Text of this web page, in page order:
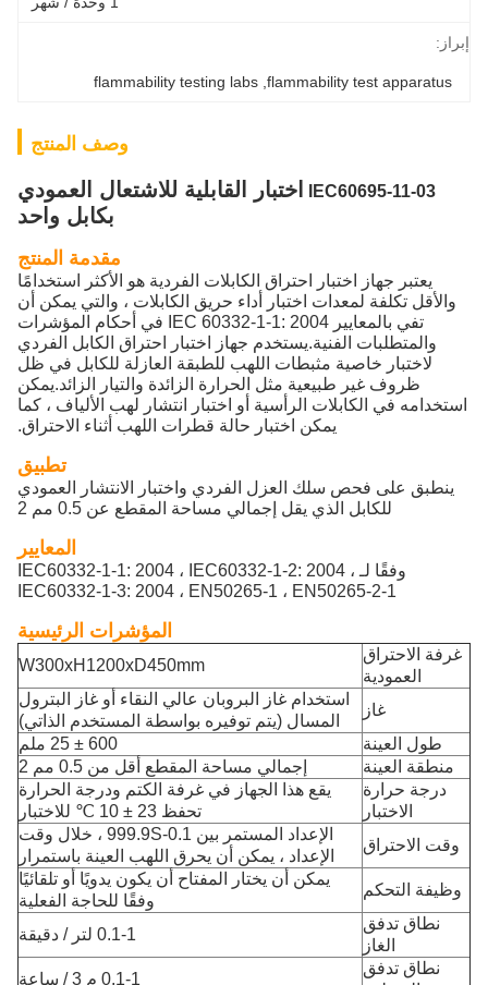
إبراز:
flammability test apparatus
,
flammability testing labs
وصف المنتج
IEC60695-11-03 اختبار القابلية للاشتعال العمودي
بكابل واحد
مقدمة المنتج
يعتبر جهاز اختبار احتراق الكابلات الفردية هو الأكثر استخدامًا
والأقل تكلفة لمعدات اختبار أداء حريق الكابلات ، والتي يمكن أن
تفي بالمعايير IEC 60332-1-1: 2004 في أحكام المؤشرات
والمتطلبات الفنية.يستخدم جهاز اختبار احتراق الكابل الفردي
لاختبار خاصية مثبطات اللهب للطبقة العازلة للكابل في ظل
ظروف غير طبيعية مثل الحرارة الزائدة والتيار الزائد.يمكن
استخدامه في الكابلات الرأسية أو اختبار انتشار لهب الألياف ، كما
يمكن اختبار حالة قطرات اللهب أثناء الاحتراق.
تطبيق
ينطبق على فحص سلك العزل الفردي واختبار الانتشار العمودي
للكابل الذي يقل إجمالي مساحة المقطع عن 0.5 مم 2
المعايير
وفقًا لـ IEC60332-1-1: 2004 ، IEC60332-1-2: 2004 ،
IEC60332-1-3: 2004 ، EN50265-1 ، EN50265-2-1
المؤشرات الرئيسية
غرفة الاحتراق
العمودية
W300xH1200xD450mm
غاز
استخدام غاز البروبان عالي النقاء أو غاز البترول
المسال (يتم توفيره بواسطة المستخدم الذاتي)
طول العينة
600 ± 25 ملم
منطقة العينة
إجمالي مساحة المقطع أقل من 0.5 مم 2
درجة حرارة
الاختبار
يقع هذا الجهاز في غرفة الكتم ودرجة الحرارة
تحفظ 23 ± 10 ℃ للاختبار
وقت الاحتراق
الإعداد المستمر بين 0.1-999.9S ، خلال وقت
الإعداد ، يمكن أن يحرق اللهب العينة باستمرار
وظيفة التحكم
يمكن أن يختار المفتاح أن يكون يدويًا أو تلقائيًا
وفقًا للحاجة الفعلية
نطاق تدفق
الغاز
0.1-1 لتر / دقيقة
نطاق تدفق
0.1-1 م 3 / ساعة